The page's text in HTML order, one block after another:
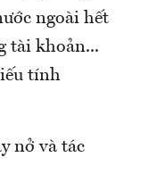
ngoài hết
tài khoản...
tính
nở và tác